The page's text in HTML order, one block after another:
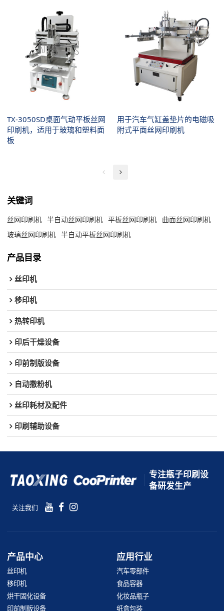
TX-3050SD桌面气动平板丝网
印刷机，适用于玻璃和塑料面
板
用于汽车气缸盖垫片的电磁吸
附式平面丝网印刷机
关键词
丝网印刷机 半自动丝网印刷机 平板丝网印刷机 曲面丝网印刷机
玻璃丝网印刷机 半自动平板丝网印刷机
产品目录
丝印机
移印机
热转印机
印后干燥设备
印前制版设备
自动撒粉机
丝印耗材及配件
印刷辅助设备
专注瓶子印刷设
备研发生产
关注我们
产品中心
丝印机
移印机
烘干固化设备
印前制版设备
应用行业
汽车零部件
食品容器
化妆品瓶子
纸盒包装